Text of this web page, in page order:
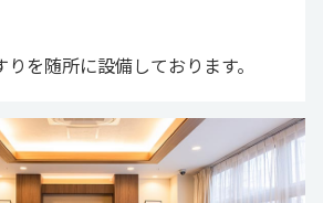
を随所に設備しております。